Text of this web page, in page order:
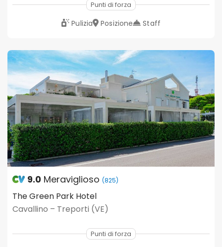
Punti di forza
Pulizia Posizione Staff
9.0 Meraviglioso (825)
The Green Park Hotel
Cavallino – Treporti (VE)
Punti di forza